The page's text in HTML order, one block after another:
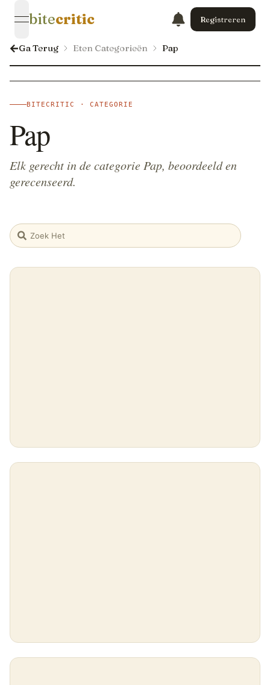
open navigation menu
bitecritic Registreren
Ga Terug Eten Categorieën Pap
BITECRITIC · CATEGORIE
Pap
Elk gerecht in de categorie Pap, beoordeeld en
gerecenseerd.